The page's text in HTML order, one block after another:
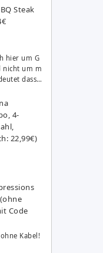
Steak
hier um G
nicht um m
dass…
4-
22,99€)
Code
Kabel!